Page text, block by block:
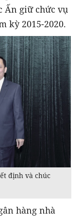
Ấn giữ chức vụ
kỳ 2015-2020.
định và chúc
hàng nhà